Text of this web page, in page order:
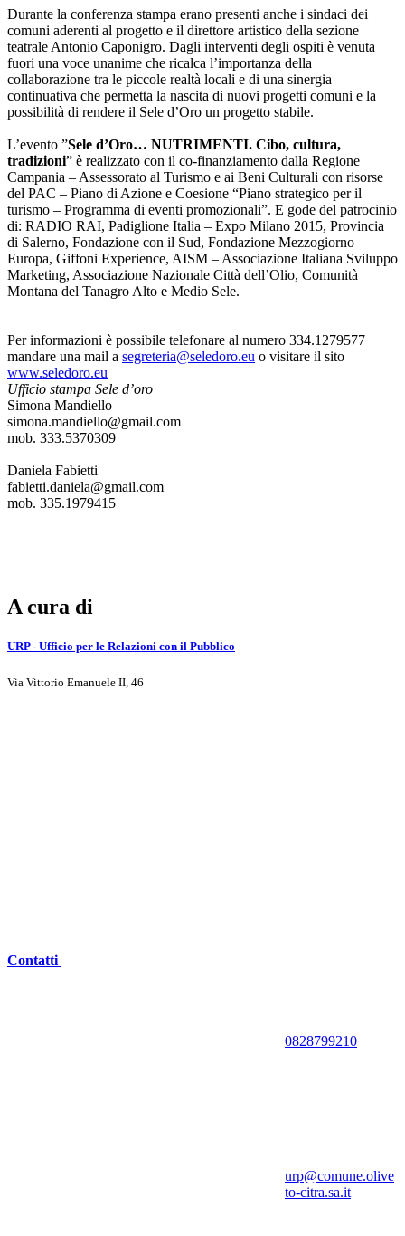
Durante la conferenza stampa erano presenti anche i sindaci dei
comuni aderenti al progetto e il direttore artistico della sezione
teatrale Antonio Caponigro. Dagli interventi degli ospiti è venuta
fuori una voce unanime che ricalca l’importanza della
collaborazione tra le piccole realtà locali e di una sinergia
continuativa che permetta la nascita di nuovi progetti comuni e la
possibilità di rendere il Sele d’Oro un progetto stabile.
L’evento ”Sele d’Oro… NUTRIMENTI. Cibo, cultura,
tradizioni” è realizzato con il co-finanziamento dalla Regione
Campania – Assessorato al Turismo e ai Beni Culturali con risorse
del PAC – Piano di Azione e Coesione “Piano strategico per il
turismo – Programma di eventi promozionali”. E gode del patrocinio
di: RADIO RAI, Padiglione Italia – Expo Milano 2015, Provincia
di Salerno, Fondazione con il Sud, Fondazione Mezzogiorno
Europa, Giffoni Experience, AISM – Associazione Italiana Sviluppo
Marketing, Associazione Nazionale Città dell’Olio, Comunità
Montana del Tanagro Alto e Medio Sele.
Per informazioni è possibile telefonare al numero 334.1279577
mandare una mail a segreteria@seledoro.eu o visitare il sito
www.seledoro.eu
Ufficio stampa Sele d’oro
Simona Mandiello
simona.mandiello@gmail.com
mob. 333.5370309
Daniela Fabietti
fabietti.daniela@gmail.com
mob. 335.1979415
A cura di
URP - Ufficio per le Relazioni con il Pubblico
Via Vittorio Emanuele II, 46
Contatti
0828799210
urp@comune.olive
to-citra.sa.it